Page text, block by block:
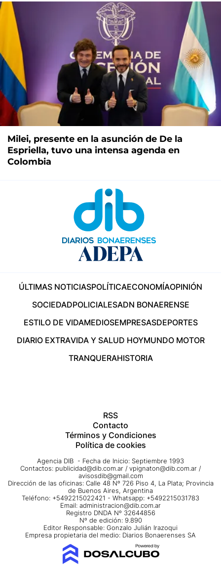
Milei, presente en la asunción de De la
Espriella, tuvo una intensa agenda en
Colombia
ÚLTIMAS NOTICIASPOLÍTICAECONOMÍAOPINIÓN
SOCIEDADPOLICIALESADN BONAERENSE
ESTILO DE VIDAMEDIOSEMPRESASDEPORTES
DIARIO EXTRAVIDA Y SALUD HOYMUNDO MOTOR
TRANQUERAHISTORIA
RSS
Contacto
Términos y Condiciones
Política de cookies
Agencia DIB - Fecha de Inicio: Septiembre 1993
Contactos: publicidad@dib.com.ar / vpignaton@dib.com.ar /
avisosdib@gmail.com
Dirección de las oficinas: Calle 48 Nº 726 Piso 4, La Plata; Provincia
de Buenos Aires, Argentina
Teléfono: +5492215022421 - Whatsapp: +5492215031783
Email: administracion@dib.com.ar
Registro DNDA Nº 32644856
Nº de edición: 9.890
Editor Responsable: Gonzalo Julián Irazoqui
Empresa propietaria del medio: Diarios Bonaerenses SA